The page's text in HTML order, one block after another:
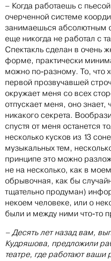
– Когда работаешь с
очерченной системе
занимаешься абсолютным
еще никогда не работал с
Спектакль сделан в очень
форме, практически
можно по-разному. То, что
первой прозвучавшей
окружает меня со всех
отпускает меня, оно знает,
никакого секрета.
спустя от меня останется
несколько кусков из 13
музыкальных тем,
принципе это можно
не на несколько, как в
обрывочная, как бы
тщательно продуман)
некоем человеке, или о
были и между ними что-то
– Десять лет назад вам,
Кудряшова, предложили
театре, где работают ваши